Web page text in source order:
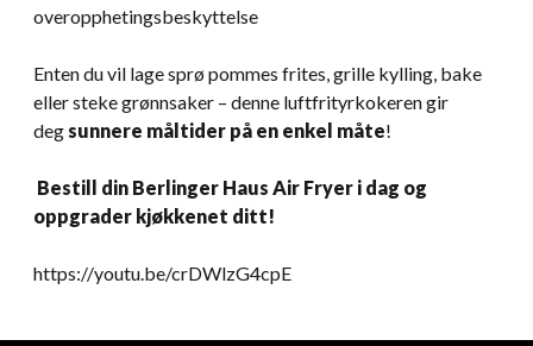
overopphetingsbeskyttelse
Enten du vil lage sprø pommes frites, grille kylling, bake
eller steke grønnsaker – denne luftfrityrkokeren gir
deg sunnere måltider på en enkel måte!
Bestill din Berlinger Haus Air Fryer i dag og
oppgrader kjøkkenet ditt!
https://youtu.be/crDWlzG4cpE